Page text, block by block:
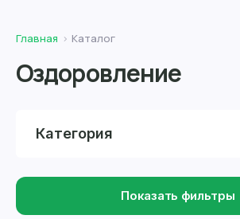
Главная Каталог
Оздоровление
Категория
Показать фильтры